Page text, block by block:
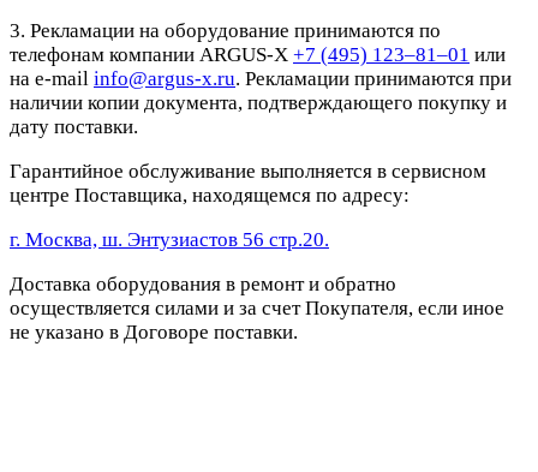
3. Рекламации на оборудование принимаются по
телефонам компании ARGUS-X +7 (495) 123–81–01 или
на e-mail info@argus-x.ru. Рекламации принимаются при
наличии копии документа, подтверждающего покупку и
дату поставки.
Гарантийное обслуживание выполняется в сервисном
центре Поставщика, находящемся по адресу:
г. Москва, ш. Энтузиастов 56 стр.20.
Доставка оборудования в ремонт и обратно
осуществляется силами и за счет Покупателя, если иное
не указано в Договоре поставки.